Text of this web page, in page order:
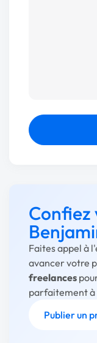
Faites appel à
avancer votre
freelances
parfaitement à
Publier un